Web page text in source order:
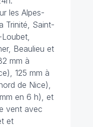
les Alpes-
Trinité, Saint-
Beaulieu et
mm à
125 mm à
de Nice),
en 6 h), et
vent avec
et